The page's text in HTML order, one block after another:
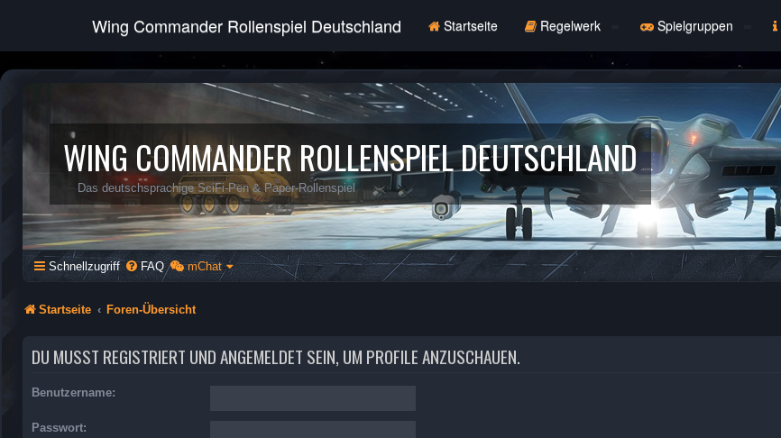
Wing Commander Rollenspiel Deutschland Startseite Regelwerk Spielgruppen
WING COMMANDER ROLLENSPIEL DEUTSCHLAND
Das deutschsprachige SciFi-Pen & Paper-Rollenspiel
Schnellzugriff FAQ mChat
Startseite Foren-Übersicht
DU MUSST REGISTRIERT UND ANGEMELDET SEIN, UM PROFILE ANZUSCHAUEN.
Benutzername:
Passwort: